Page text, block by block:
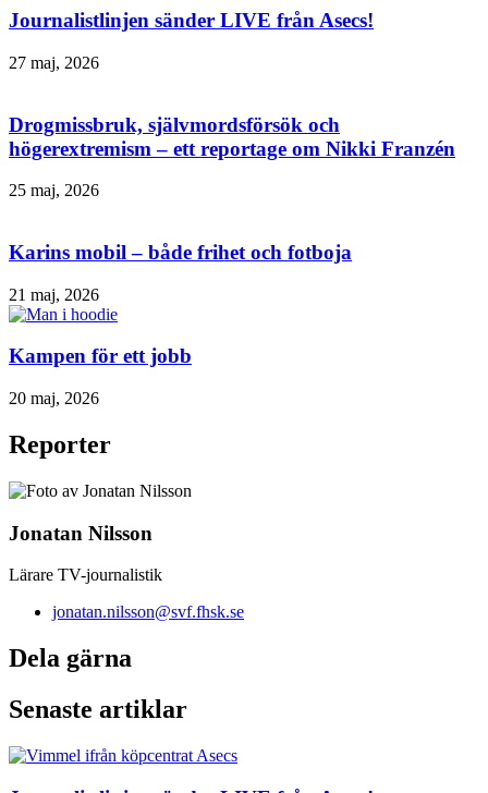
Journalistlinjen sänder LIVE från Asecs!
27 maj, 2026
Drogmissbruk, självmordsförsök och
högerextremism – ett reportage om Nikki Franzén
25 maj, 2026
Karins mobil – både frihet och fotboja
21 maj, 2026
Kampen för ett jobb
20 maj, 2026
Reporter
Jonatan Nilsson
Lärare TV-journalistik
jonatan.nilsson@svf.fhsk.se
Dela gärna
Senaste artiklar